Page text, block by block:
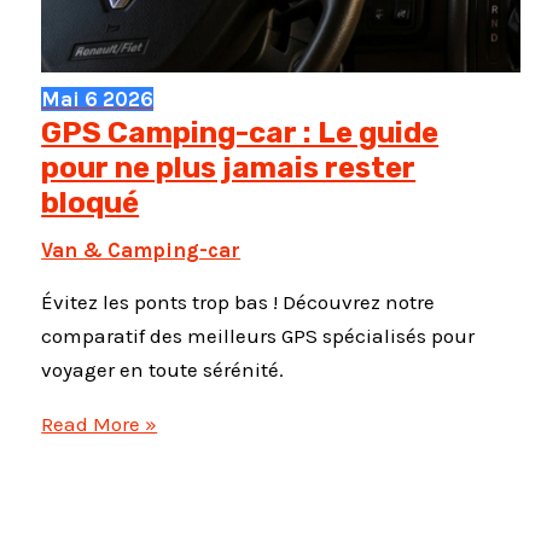
Mai 6 2026
GPS Camping-car : Le guide
pour ne plus jamais rester
bloqué
Van & Camping-car
Évitez les ponts trop bas ! Découvrez notre
comparatif des meilleurs GPS spécialisés pour
voyager en toute sérénité.
GPS
Read More »